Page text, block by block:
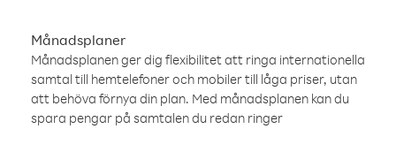
Månadsplaner
Månadsplanen ger dig flexibilitet att ringa internationella
samtal till hemtelefoner och mobiler till låga priser, utan
att behöva förnya din plan. Med månadsplanen kan du
spara pengar på samtalen du redan ringer